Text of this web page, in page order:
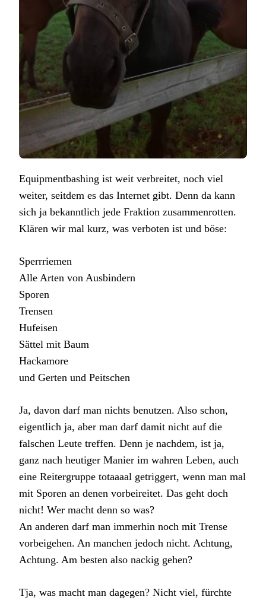
Equipmentbashing ist weit verbreitet, noch viel
weiter, seitdem es das Internet gibt. Denn da kann
sich ja bekanntlich jede Fraktion zusammenrotten.
Klären wir mal kurz, was verboten ist und böse:
Sperrriemen
Alle Arten von Ausbindern
Sporen
Trensen
Hufeisen
Sättel mit Baum
Hackamore
und Gerten und Peitschen
Ja, davon darf man nichts benutzen. Also schon,
eigentlich ja, aber man darf damit nicht auf die
falschen Leute treffen. Denn je nachdem, ist ja,
ganz nach heutiger Manier im wahren Leben, auch
eine Reitergruppe totaaaal getriggert, wenn man mal
mit Sporen an denen vorbeireitet. Das geht doch
nicht! Wer macht denn so was?
An anderen darf man immerhin noch mit Trense
vorbeigehen. An manchen jedoch nicht. Achtung,
Achtung. Am besten also nackig gehen?
Tja, was macht man dagegen? Nicht viel, fürchte